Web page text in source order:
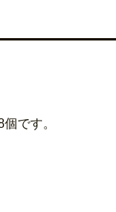
です。